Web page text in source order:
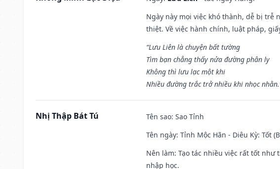
Ngày này mọi việc khó thành, dễ bị trễ
thiệt. Về việc hành chính, luật pháp,
“Lưu Liên là chuyện bất tường
Tìm bạn chẳng thấy nửa đường phân ly
Không thì lưu lạc một khi
Nhiều đường trắc trở nhiều khi nhọc
Nhị Thập Bát Tú Tên sao: Sao Tỉnh
Tên ngày: Tỉnh Mộc Hãn - Diêu Kỳ: Tốt
Nên làm: Tạo tác nhiều việc rất tốt
nhập học.